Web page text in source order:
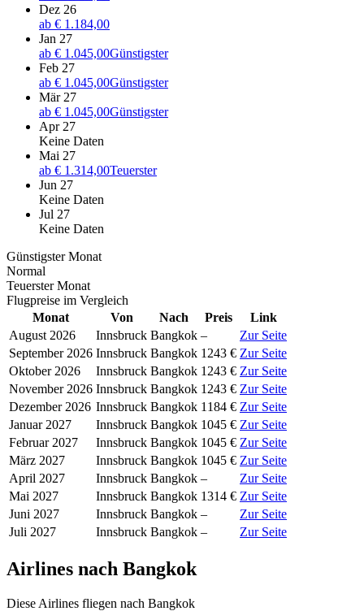
Dez 26
ab € 1.184,00
Jan 27
ab € 1.045,00Günstigster
Feb 27
ab € 1.045,00Günstigster
Mär 27
ab € 1.045,00Günstigster
Apr 27
Keine Daten
Mai 27
ab € 1.314,00Teuerster
Jun 27
Keine Daten
Jul 27
Keine Daten
Günstigster Monat
Normal
Teuerster Monat
Flugpreise im Vergleich
Monat
Von Nach Preis
Link
August 2026
Innsbruck Bangkok –
Zur Seite
September 2026 Innsbruck Bangkok 1243 € Zur Seite
Oktober 2026
Innsbruck Bangkok 1243 € Zur Seite
November 2026 Innsbruck Bangkok 1243 € Zur Seite
Dezember 2026 Innsbruck Bangkok 1184 € Zur Seite
Januar 2027
Innsbruck Bangkok 1045 € Zur Seite
Februar 2027
Innsbruck Bangkok 1045 € Zur Seite
März 2027
Innsbruck Bangkok 1045 € Zur Seite
April 2027
Innsbruck Bangkok –
Zur Seite
Mai 2027
Innsbruck Bangkok 1314 € Zur Seite
Juni 2027
Innsbruck Bangkok –
Zur Seite
Juli 2027
Innsbruck Bangkok – Zur Seite
Airlines nach Bangkok
Diese Airlines fliegen nach Bangkok